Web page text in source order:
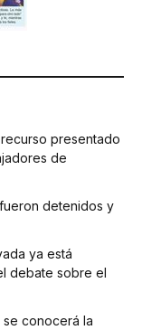
presentado
de
detenidos y
ya está
debate sobre el
se conocerá la